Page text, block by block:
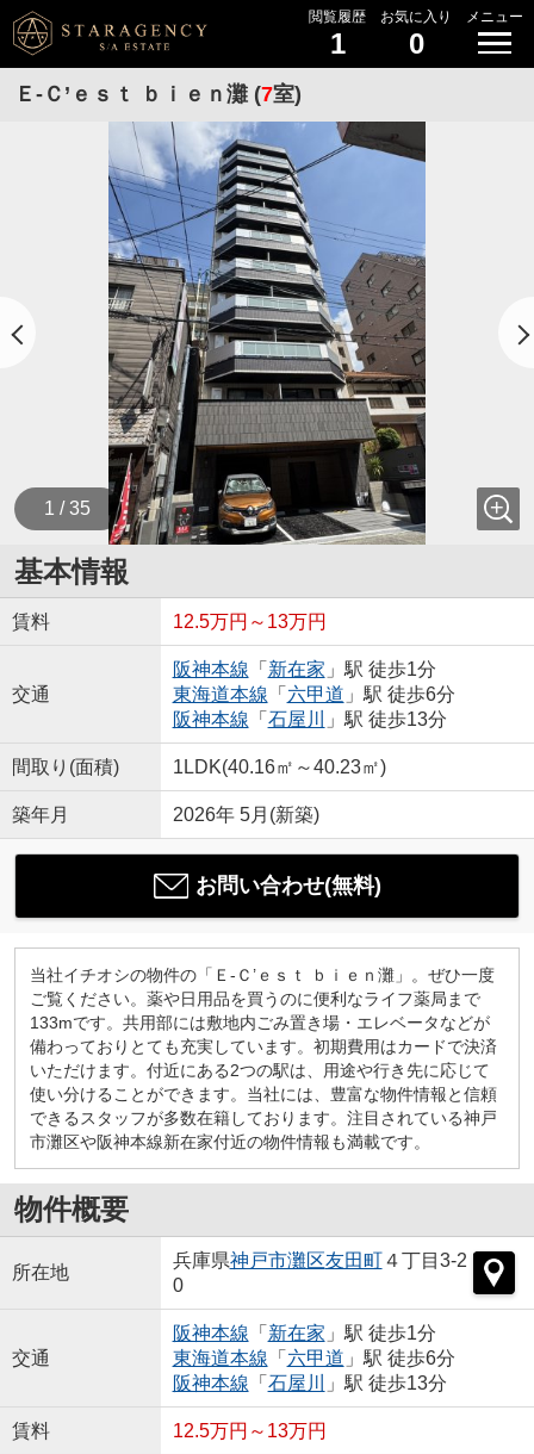
閲覧履歴
1
お気に入り
0
メニュー
Ｅ-Ｃ’ｅｓｔ ｂｉｅｎ灘 (7室)
1 / 35
基本情報
賃料 12.5万円～13万円
交通
阪神本線 「 新在家 」駅 徒歩1分
東海道本線 「 六甲道 」駅 徒歩6分
阪神本線 「 石屋川 」駅 徒歩13分
間取り(面積) 1LDK(40.16㎡～40.23㎡)
築年月 2026年 5月(新築)
お問い合わせ(無料)
当社イチオシの物件の「Ｅ-Ｃ’ｅｓｔ ｂｉｅｎ灘」。ぜひ一度
ご覧ください。薬や日用品を買うのに便利なライフ薬局まで
133mです。共用部には敷地内ごみ置き場・エレベータなどが
備わっておりとても充実しています。初期費用はカードで決済
いただけます。付近にある2つの駅は、用途や行き先に応じて
使い分けることができます。当社には、豊富な物件情報と信頼
できるスタッフが多数在籍しております。注目されている神戸
市灘区や阪神本線新在家付近の物件情報も満載です。
物件概要
所在地
兵庫県神戸市灘区友田町４丁目3-2
0
交通
阪神本線 「 新在家 」駅 徒歩1分
東海道本線 「 六甲道 」駅 徒歩6分
阪神本線 「 石屋川 」駅 徒歩13分
賃料 12.5万円～13万円